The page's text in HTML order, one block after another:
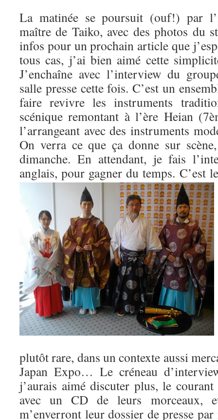
La matinée se poursuit (ouf!) par
maître de Taiko, avec des photos du
infos pour un prochain article que
tous cas, j’ai bien aimé cette
J’enchaîne avec l’interview du
salle presse cette fois. C’est un
faire revivre les instruments
scénique remontant à l’ère Heian
l’arrangeant avec des instruments
On verra ce que ça donne sur
dimanche. En attendant, je fais
anglais, pour gagner du temps. C’est
plutôt rare, dans un contexte aussi
Japan Expo… Le créneau
j’aurais aimé discuter plus, le
avec un CD de leurs morceaux,
m’enverront leur dossier de presse